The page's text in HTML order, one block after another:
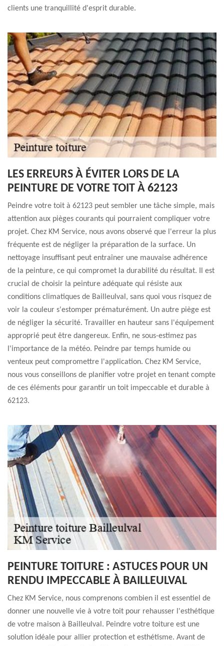
clients une tranquillité d'esprit durable.
LES ERREURS À ÉVITER LORS DE LA
PEINTURE DE VOTRE TOIT À 62123
Peindre votre toit à 62123 peut sembler une tâche simple, mais
attention aux pièges courants qui pourraient compliquer votre
projet. Chez KM Service, nous avons observé que l'erreur la plus
fréquente est de négliger la préparation de la surface. Un
nettoyage insuffisant peut entraîner une mauvaise adhérence
de la peinture, ce qui compromet la durabilité du résultat. Il est
crucial de choisir la peinture adéquate qui résiste aux
conditions climatiques de Bailleulval, sans quoi vous risquez de
voir la couleur s'estomper prématurément. Un autre piège est
de négliger la sécurité. Travailler en hauteur sans l'équipement
approprié peut être dangereux. Enfin, ne sous-estimez pas
l'importance de la météo. Peindre par temps humide ou
venteux peut compromettre l'application. Chez KM Service,
nous vous conseillons de planifier votre projet en tenant compte
de ces éléments pour garantir un toit impeccable et durable à
62123.
PEINTURE TOITURE : ASTUCES POUR UN
RENDU IMPECCABLE À BAILLEULVAL
Chez KM Service, nous comprenons combien il est essentiel de
donner une nouvelle vie à votre toit pour rehausser l'esthétique
de votre maison à Bailleulval. Peindre votre toiture est une
solution idéale pour allier protection et esthétisme. Avant de